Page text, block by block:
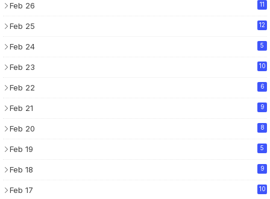
Feb 26 11
Feb 25 12
Feb 24 5
Feb 23 10
Feb 22 6
Feb 21 9
Feb 20 8
Feb 19 5
Feb 18 9
Feb 17 10